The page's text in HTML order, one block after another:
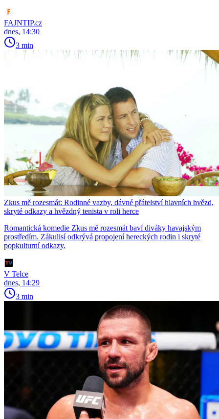
FAJNTIP.cz
dnes, 14:30
3 min
Zkus mě rozesmát: Rodinné vazby, dávné přátelství hlavních hvězd,
skryté odkazy a hvězdný tenista v roli herce
Romantická komedie Zkus mě rozesmát baví diváky havajským
prostředím. Zákulisí odkrývá propojení hereckých rodin i skryté
popkulturní odkazy.
V Telce
dnes, 14:29
3 min